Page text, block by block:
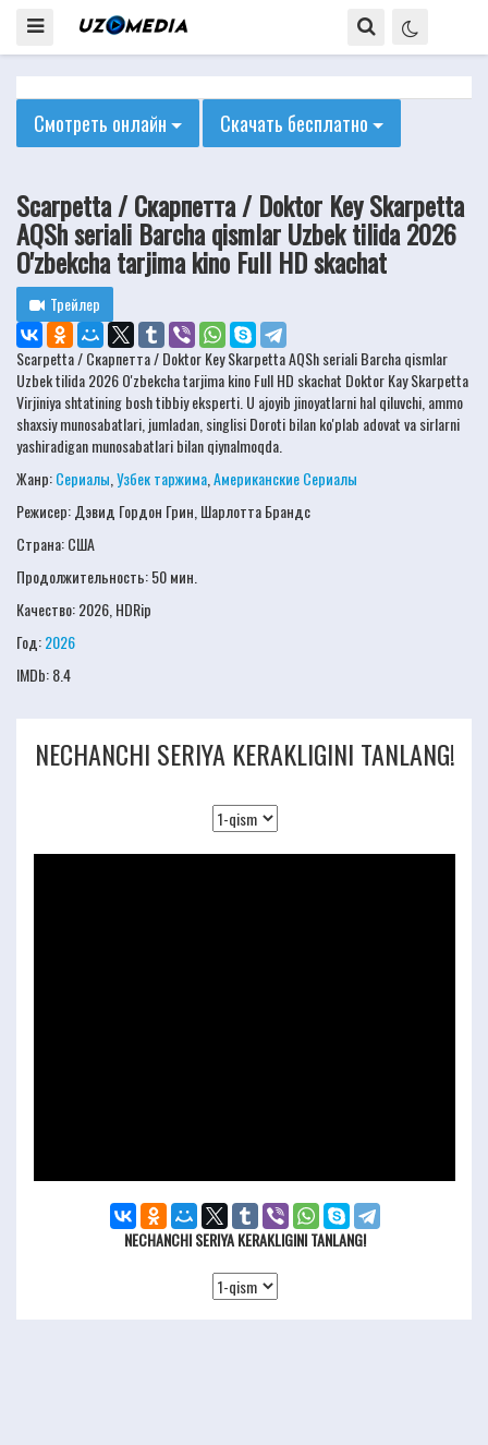
Смотреть онлайн Скачать бесплатно
Scarpetta / Скарпетта / Doktor Key Skarpetta
AQSh seriali Barcha qismlar Uzbek tilida 2026
O'zbekcha tarjima kino Full HD skachat
Трейлер
Scarpetta / Скарпетта / Doktor Key Skarpetta AQSh seriali Barcha qismlar
Uzbek tilida 2026 O'zbekcha tarjima kino Full HD skachat Doktor Kay Skarpetta
Virjiniya shtatining bosh tibbiy eksperti. U ajoyib jinoyatlarni hal qiluvchi, ammo
shaxsiy munosabatlari, jumladan, singlisi Doroti bilan ko'plab adovat va sirlarni
yashiradigan munosabatlari bilan qiynalmoqda.
Жанр:Сериалы Узбек таржима Американские Сериалы
Режисер:Дэвид Гордон Грин, Шарлотта Брандс
Страна: США
Продолжительность:50 мин.
Качество:2026, HDRip
Год:2026
IMDb:8.4
NECHANCHI SERIYA KERAKLIGINI TANLANG!
NECHANCHI SERIYA KERAKLIGINI TANLANG!